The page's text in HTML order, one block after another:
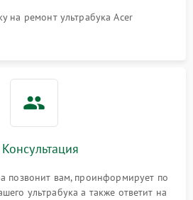
на ремонт ультрабука Acer
позвонит вам, проинформирует по
ультрабука а также ответит на